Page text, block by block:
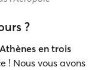
?
en trois
! Nous vous avons